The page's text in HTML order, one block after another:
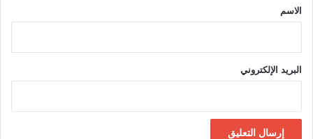
*الاسم
البريد الإلكتروني